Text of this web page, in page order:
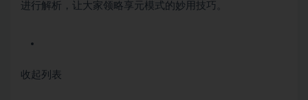
进行解析，让大家领略享元模式的妙用技巧。
收起列表